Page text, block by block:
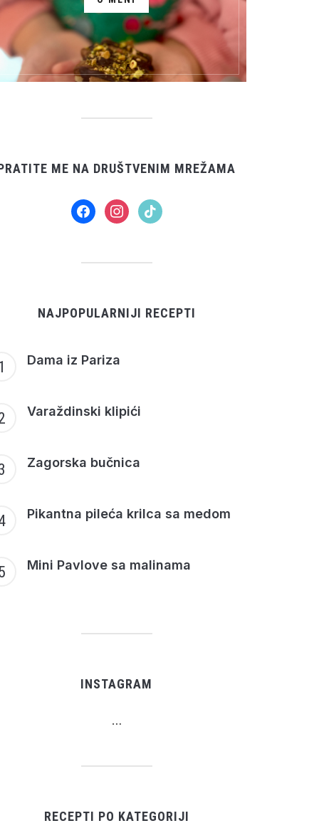
ME NA DRUŠTVENIM MREŽAMA
facebookinstagram
tiktok
NAJPOPULARNIJI RECEPTI
Dama iz Pariza
Varaždinski klipići
Zagorska bučnica
Pikantna pileća krilca sa medom
Mini Pavlove sa malinama
INSTAGRAM
…
RECEPTI PO KATEGORIJI